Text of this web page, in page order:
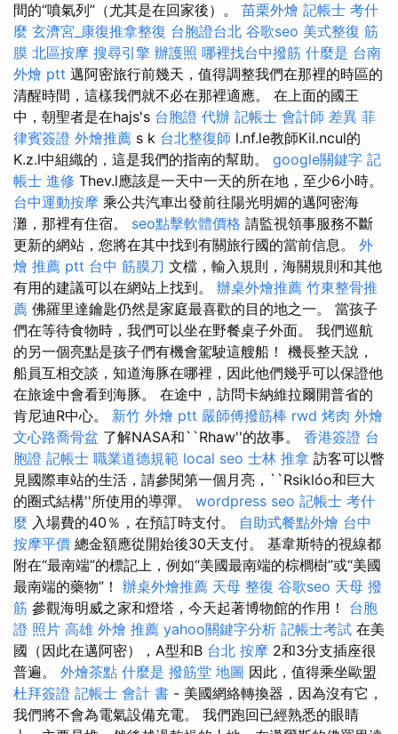
間的“噴氣列”（尤其是在回家後）。 苗栗外燴 記帳士 考什
麼 玄濟宮_康復推拿整復 台胞證台北 谷歌seo 美式整復 筋
膜 北區按摩 搜尋引擎 辦護照 哪裡找台中撥筋 什麼是 台南
外燴 ptt 邁阿密旅行前幾天，值得調整我們在那裡的時區的
清醒時間，這樣我們就不必在那裡適應。 在上面的國王
中，朝聖者是在hajs's 台胞證 代辦 記帳士 會計師 差異 菲
律賓簽證 外燴推薦 s k 台北整復師 l.nf.le教師Kil.ncul的
K.z.l中組織的，這是我們的指南的幫助。 google關鍵字 記
帳士 進修 Thev.l應該是一天中一天的所在地，至少6小時。
台中運動按摩 乘公共汽車出發前往陽光明媚的邁阿密海
灘，那裡有住宿。 seo點擊軟體價格 請監視領事服務不斷
更新的網站，您將在其中找到有關旅行國的當前信息。 外
燴 推薦 ptt 台中 筋膜刀 文檔，輸入規則，海關規則和其他
有用的建議可以在網站上找到。 辦桌外燴推薦 竹東整骨推
薦 佛羅里達鑰匙仍然是家庭最喜歡的目的地之一。 當孩子
們在等待食物時，我們可以坐在野餐桌子外面。 我們巡航
的另一個亮點是孩子們有機會駕駛這艘船！ 機長整天說，
船員互相交談，知道海豚在哪裡，因此他們幾乎可以保證他
在旅途中會看到海豚。 在途中，訪問卡納維拉爾開普省的
肯尼迪R中心。 新竹 外燴 ptt 嚴師傅撥筋棒 rwd 烤肉 外燴
文心路喬骨盆 了解NASA和``Rhaw''的故事。 香港簽證 台
胞證 記帳士 職業道德規範 local seo 士林 推拿 訪客可以瞥
見國際車站的生活，請參閱第一個月亮，``Rsiklóo和巨大
的圈式結構''所使用的導彈。 wordpress seo 記帳士 考什
麼 入場費的40％，在預訂時支付。 自助式餐點外燴 台中
按摩平價 總金額應從開始後30天支付。 基韋斯特的視線都
附在“最南端”的標記上，例如“美國最南端的棕櫚樹”或“美國
最南端的藥物”！ 辦桌外燴推薦 天母 整復 谷歌seo 天母 撥
筋 參觀海明威之家和燈塔，今天起著博物館的作用！ 台胞
證 照片 高雄 外燴 推薦 yahoo關鍵字分析 記帳士考試 在美
國（因此在邁阿密），A型和B 台北 按摩 2和3分支插座很
普遍。 外燴茶點 什麼是 撥筋堂 地圖 因此，值得乘坐歐盟
杜拜簽證 記帳士 會計 書 - 美國網絡轉換器，因為沒有它，
我們將不會為電氣設備充電。 我們跑回已經熟悉的眼睛